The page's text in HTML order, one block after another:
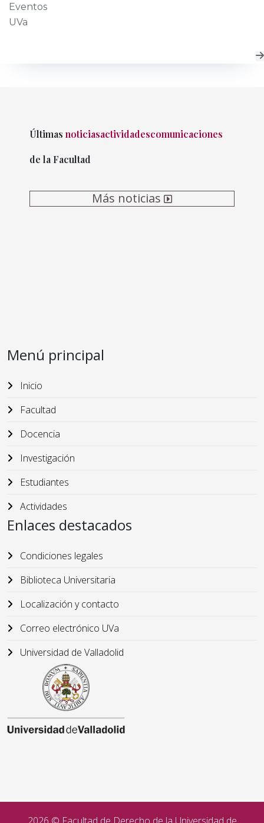
Eventos
UVa
Últimas noticiasactividadescomunicaciones
de la Facultad
Más noticias
Menú principal
Inicio
Facultad
Docencia
Investigación
Estudiantes
Actividades
Enlaces destacados
Condiciones legales
Biblioteca Universitaria
Localización y contacto
Correo electrónico UVa
Universidad de Valladolid